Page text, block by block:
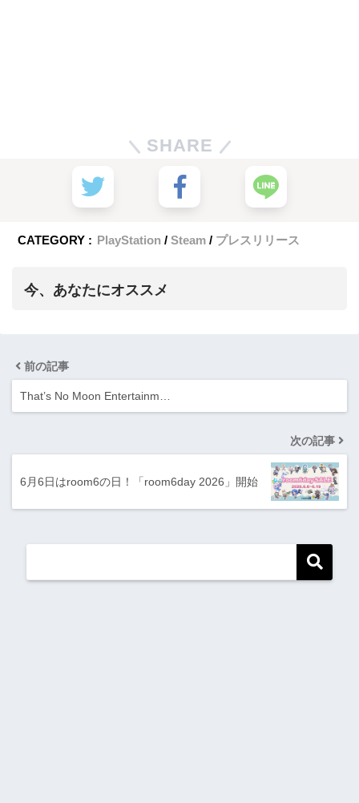
SHARE
CATEGORY : PlayStation Steam プレスリリース
今、あなたにオススメ
前の記事
That’s No Moon Entertainm…
次の記事
6月6日はroom6の日！「room6day 2026」開始